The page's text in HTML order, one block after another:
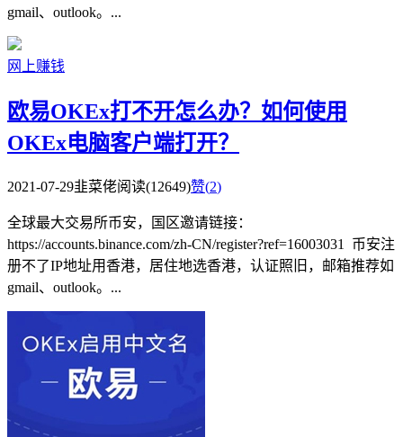
gmail、outlook。...
网上赚钱
欧易OKEx打不开怎么办？如何使用
OKEx电脑客户端打开？
2021-07-29韭菜佬阅读(12649)赞(2)
全球最大交易所币安，国区邀请链接：
https://accounts.binance.com/zh-CN/register?ref=16003031 币安注
册不了IP地址用香港，居住地选香港，认证照旧，邮箱推荐如
gmail、outlook。...